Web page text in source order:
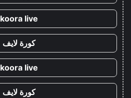
koora live
كورة لايف
koora live
كورة لايف